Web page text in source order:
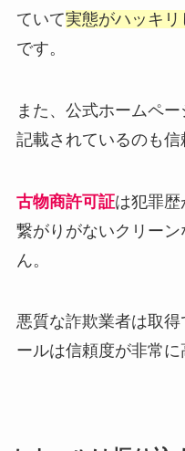
ていて実態がハッキリ
です。
また、公式ホームペ
記載されているのも信
古物商許可証は犯罪歴
繋がりがないクリー
ん。
悪質な詐欺業者は取
ールは信頼度が非常に